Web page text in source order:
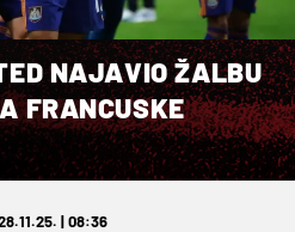
NAJAVIO ŽALBU
FRANCUSKE
| 08:36